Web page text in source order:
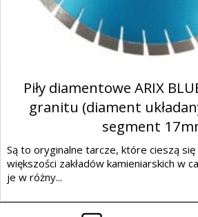
Piły diamentowe ARIX
granitu (diament
segment
Są to oryginalne tarcze, które cieszą się
większości zakładów kamieniarskich w
je w różny...